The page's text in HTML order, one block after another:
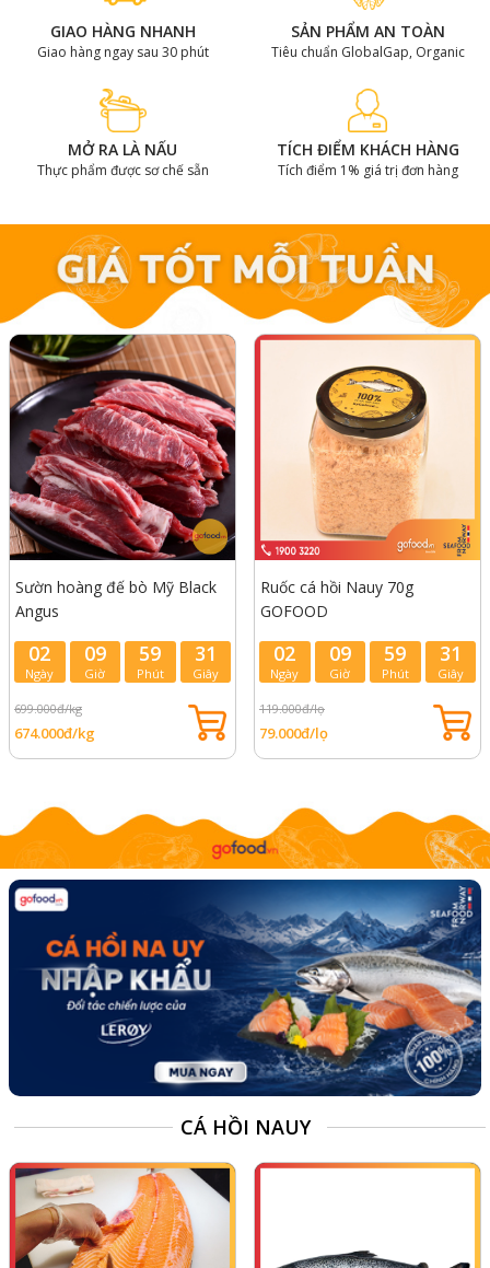
GIAO HÀNG NHANH
Giao hàng ngay sau 30 phút
SẢN PHẨM AN TOÀN
Tiêu chuẩn GlobalGap, Organic
MỞ RA LÀ NẤU
Thực phẩm được sơ chế sẵn
TÍCH ĐIỂM KHÁCH HÀNG
Tích điểm 1% giá trị đơn hàng
Sườn hoàng đế bò Mỹ Black
Angus
02
Ngày
09
Giờ
59
Phút
29
Giây
699.000đ/kg
674.000đ/kg
Ruốc cá hồi Nauy 70g
GOFOOD
02
Ngày
09
Giờ
59
Phút
29
Giây
119.000đ/lọ
79.000đ/lọ
CÁ HỒI NAUY